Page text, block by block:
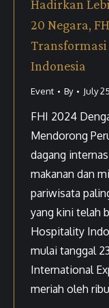
Hadirkan
20 Negara,
Indonesia
Event By July
FHI 2024
Mendorong
dagang
makanan dan
pariwisata
yang kini telah
Hospitality
mulai tanggal
International
meriah oleh